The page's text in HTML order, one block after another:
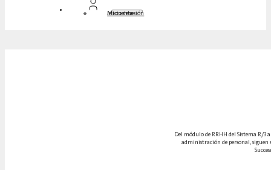
Inicio de sesión
Mi cuenta
Del módulo de RRHH del Sistema R/
administración de personal, siguen